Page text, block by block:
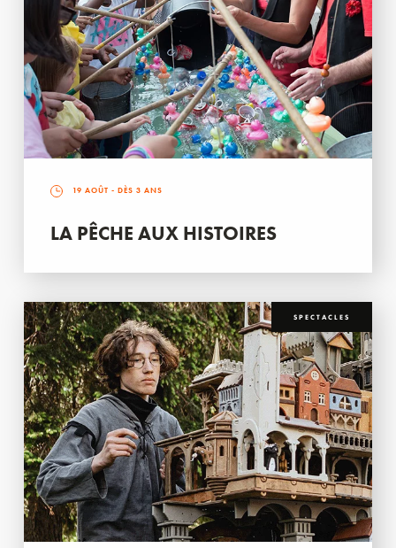
19 AOÛT - DÈS 3 ANS
LA PÊCHE AUX HISTOIRES
SPECTACLES